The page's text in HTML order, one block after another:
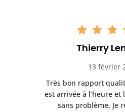
Thierry
13 février
Très bon rapport
est arrivée à l’heure et
sans problème. Je